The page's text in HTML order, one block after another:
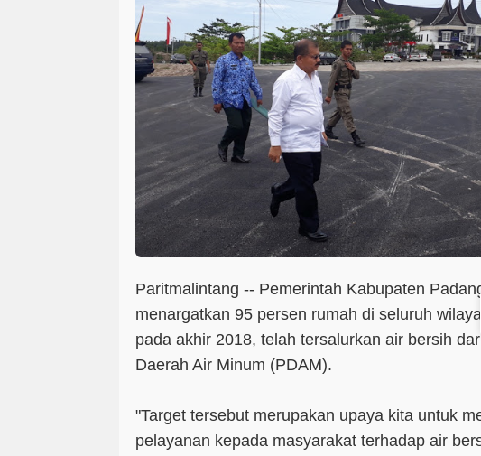
Paritmalintang -- Pemerintah Kabupaten
menargatkan 95 persen rumah di seluruh
pada akhir 2018, telah tersalurkan air bersih
Daerah Air Minum (PDAM).
"Target tersebut merupakan upaya kita untuk
pelayanan kepada masyarakat terhadap air